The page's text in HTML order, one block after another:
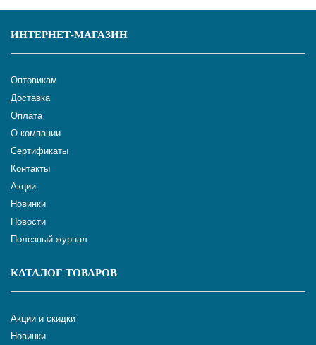
ИНТЕРНЕТ-МАГАЗИН
Оптовикам
Доставка
Оплата
О компании
Сертификаты
Контакты
Акции
Новинки
Новости
Полезный журнал
КАТАЛОГ ТОВАРОВ
Акции и скидки
Новинки